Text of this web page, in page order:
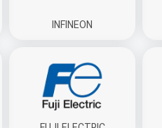
INFINEON